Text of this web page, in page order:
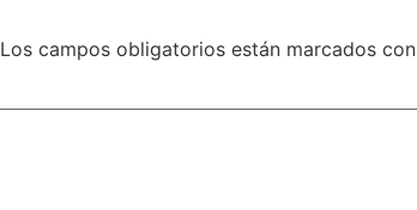
Los campos obligatorios están marcados con